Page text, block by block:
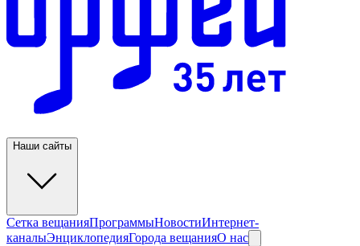
Наши сайты
Сетка вещанияПрограммыНовостиИнтернет-
каналыЭнциклопедияГорода вещанияО нас